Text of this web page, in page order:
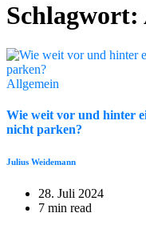
Schlagwort:
Allgemein
Wie weit vor und hinter
nicht parken?
Julius Weidemann
28. Juli 2024
7 min read